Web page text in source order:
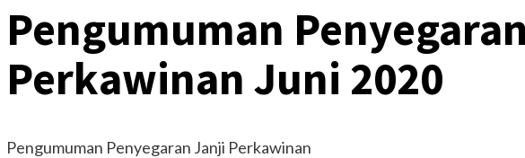
Pengumuman
Perkawinan Juni 2020
Pengumuman Penyegaran Janji Perkawinan